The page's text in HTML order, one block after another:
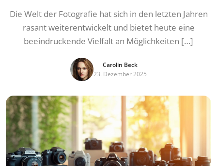
Die Welt der Fotografie hat sich in den letzten Jahren
rasant weiterentwickelt und bietet heute eine
beeindruckende Vielfalt an Möglichkeiten […]
Carolin Beck
23. Dezember 2025